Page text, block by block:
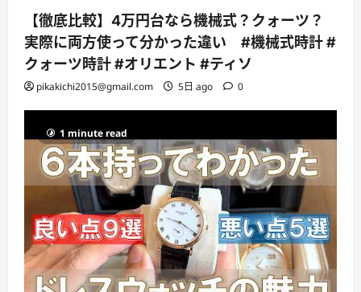
【徹底比較】4万円台なら機械式？クォーツ？
実際に両方使って分かった違い #機械式時計 #
クォーツ時計 #オリエント #ティソ
pikakichi2015@gmail.com 5日 ago 0
1 minute read